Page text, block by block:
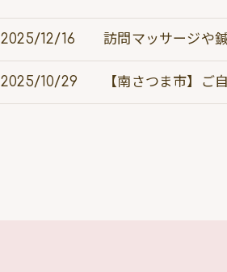
2025/12/16 訪問マッサージや
2025/10/29 【南さつま市】ご